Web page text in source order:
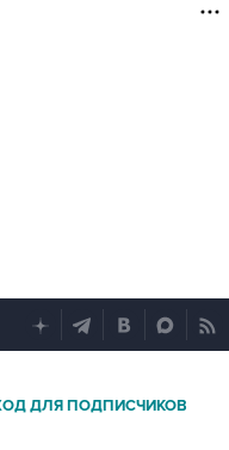
ДЛЯ ПОДПИСЧИКОВ